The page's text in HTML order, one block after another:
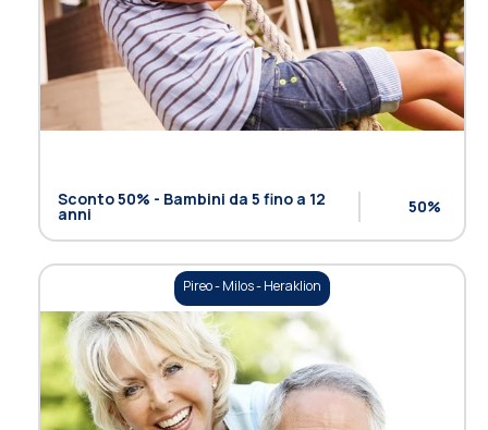
Sconto 50% - Bambini da 5 fino a 12
anni 50%
Pireo - Milos - Heraklion